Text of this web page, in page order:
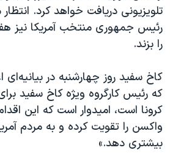
قانون شفافیت دارائی کادر رهبری ایران
اعتراضات مردمی آبان ۹۸
نرگس محمدی برنده جایزه نوبل صلح
همایش محافظه‌کاران آمریکا «سی‌پک»
صفحه‌های ویژه
تلویزیونی دریافت خواهد کرد.
رئیس جمهوری منتخب آمریکا نیز
را بزند.
کاخ سفید روز چهارشنبه در
که رئیس کارگروه ویژه کاخ سفید
کرونا است، امیدوار است که این
واکسن را تقویت کرده و به مردم
بیشتری دهد.»